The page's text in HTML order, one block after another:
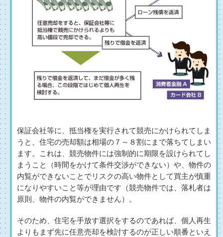
保証会社等に、抵当権を実行されて競売にかけられてしま
うと、住宅の売却額は相場の７～８割にまで落ちてしまい
ます。これは、競売物件には強制的に期限を設けられてし
まうこと（時間をかけて条件交渉ができない）や、物件の
内覧ができないことでリスクの高い物件として買主が慎重
になりやすいこと等が理由です（競売物件では、落札者は
原則、物件の内覧ができません）。
そのため、住宅を手放す選択をするのであれば、個人再生
よりもまず先に任意売却を検討するのが正しい順番といえ